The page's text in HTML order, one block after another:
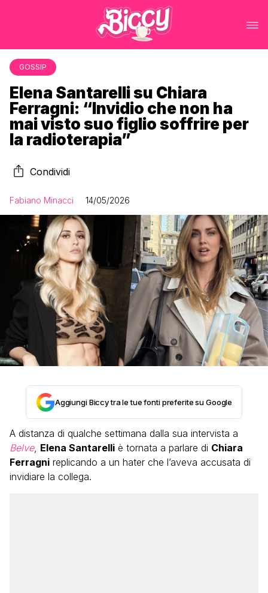
GOSSIP
Elena Santarelli su Chiara
Ferragni: “Invidio che non ha
mai visto suo figlio soffrire per
la radioterapia”
Condividi
Fabiano Minacci 14/05/2026
Aggiungi Biccy tra le tue fonti preferite su Google
A distanza di qualche settimana dalla sua intervista a
Belve, Elena Santarelli è tornata a parlare di Chiara
Ferragni replicando a un hater che l’aveva accusata di
invidiare la collega.